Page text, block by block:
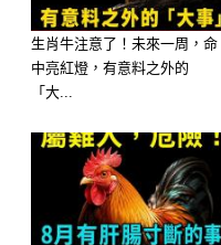
式」的擴張。
大師解析：「妳
到似曾相識的氣
的神蹟。「妳
分手後會發生「
生肖牛注意了！未來一周，命
中亮紅燈，有意料之外的
「大...